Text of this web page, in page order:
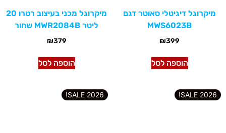
מיקרוגל דיגיטלי סאוטר דגם
MWS6023B
₪399
הוספה לסל
מיקרוגל מכני בעיצוב רטרו 20
ליטר MWR2084B שחור
₪379
הוספה לסל
2026 SALE!
2026 SALE!